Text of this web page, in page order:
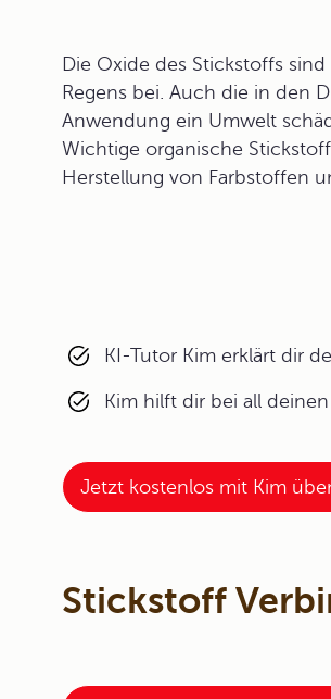
Die Oxide des Stickstoffs
Regens bei. Auch die in den
Anwendung ein Umwelt
Wichtige organische
Herstellung von Farbstoffen
KI-Tutor Kim erklärt dir
Kim hilft dir bei all
Jetzt kostenlos mit Kim
Stickstoff